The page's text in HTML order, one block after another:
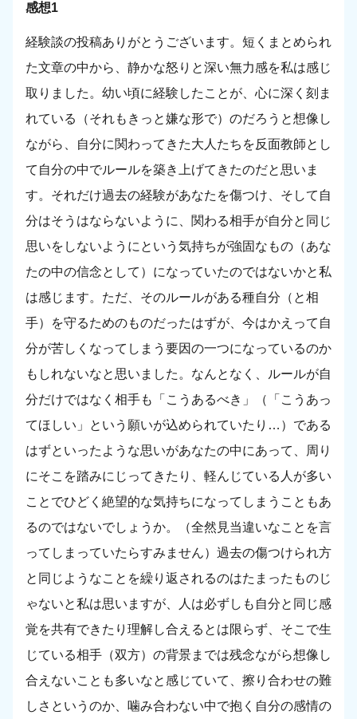
感想1
経験談の投稿ありがとうございます。短くまとめられ
た文章の中から、静かな怒りと深い無力感を私は感じ
取りました。幼い頃に経験したことが、心に深く刻ま
れている（それもきっと嫌な形で）のだろうと想像し
ながら、自分に関わってきた大人たちを反面教師とし
て自分の中でルールを築き上げてきたのだと思いま
す。それだけ過去の経験があなたを傷つけ、そして自
分はそうはならないように、関わる相手が自分と同じ
思いをしないようにという気持ちが強固なもの（あな
たの中の信念として）になっていたのではないかと私
は感じます。ただ、そのルールがある種自分（と相
手）を守るためのものだったはずが、今はかえって自
分が苦しくなってしまう要因の一つになっているのか
もしれないなと思いました。なんとなく、ルールが自
分だけではなく相手も「こうあるべき」（「こうあっ
てほしい」という願いが込められていたり…）である
はずといったような思いがあなたの中にあって、周り
にそこを踏みにじってきたり、軽んじている人が多い
ことでひどく絶望的な気持ちになってしまうこともあ
るのではないでしょうか。（全然見当違いなことを言
ってしまっていたらすみません）過去の傷つけられ方
と同じようなことを繰り返されるのはたまったものじ
ゃないと私は思いますが、人は必ずしも自分と同じ感
覚を共有できたり理解し合えるとは限らず、そこで生
じている相手（双方）の背景までは残念ながら想像し
合えないことも多いなと感じていて、擦り合わせの難
しさというのか、噛み合わない中で抱く自分の感情の